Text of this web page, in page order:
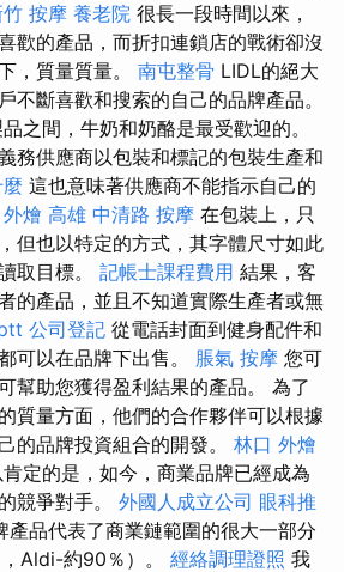
竹 按摩 養老院 很長一段時間以來，
歡的產品，而折扣連鎖店的戰術卻沒
，質量質量。 南屯整骨 LIDL的絕大
不斷喜歡和搜索的自己的品牌產品。
之間，牛奶和奶酪是最受歡迎的。
務供應商以包裝和標記的包裝生產和
這也意味著供應商不能指示自己的
外燴 高雄 中清路 按摩 在包裝上，只
但也以特定的方式，其字體尺寸如此
取目標。 記帳士課程費用 結果，客
的產品，並且不知道實際生產者或無
公司登記 從電話封面到健身配件和
可以在品牌下出售。 脹氣 按摩 您可
幫助您獲得盈利結果的產品。 為了
質量方面，他們的合作夥伴可以根據
的品牌投資組合的開發。 林口 外燴
定的是，如今，商業品牌已經成為
競爭對手。 外國人成立公司 眼科推
產品代表了商業鏈範圍的很大一部分
，Aldi-約90％）。 經絡調理證照 我